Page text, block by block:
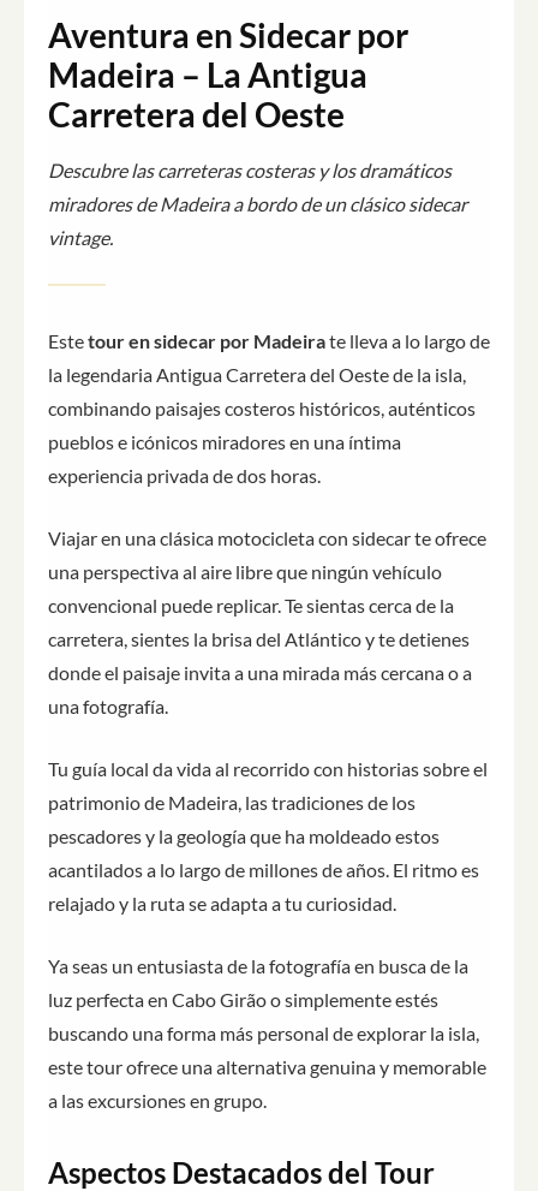
Aventura en Sidecar por
Madeira – La Antigua
Carretera del Oeste
Descubre las carreteras costeras y los dramáticos
miradores de Madeira a bordo de un clásico sidecar
vintage.
Estetour en sidecar por Madeirate lleva a lo largo de
la legendaria Antigua Carretera del Oeste de la isla,
combinando paisajes costeros históricos, auténticos
pueblos e icónicos miradores en una íntima
experiencia privada de dos horas.
Viajar en una clásica motocicleta con sidecar te ofrece
una perspectiva al aire libre que ningún vehículo
convencional puede replicar. Te sientas cerca de la
carretera, sientes la brisa del Atlántico y te detienes
donde el paisaje invita a una mirada más cercana o a
una fotografía.
Tu guía local da vida al recorrido con historias sobre el
patrimonio de Madeira, las tradiciones de los
pescadores y la geología que ha moldeado estos
acantilados a lo largo de millones de años. El ritmo es
relajado y la ruta se adapta a tu curiosidad.
Ya seas un entusiasta de la fotografía en busca de la
luz perfecta en Cabo Girão o simplemente estés
buscando una forma más personal de explorar la isla,
este tour ofrece una alternativa genuina y memorable
a las excursiones en grupo.
Aspectos Destacados del Tour